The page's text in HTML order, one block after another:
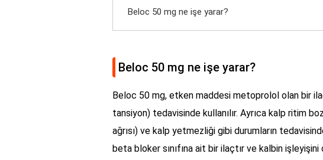
Beloc 50 mg ne işe yarar?
Beloc 50 mg ne işe yarar?
Beloc 50 mg, etken maddesi metoprolol olan bir
tansiyon) tedavisinde kullanılır. Ayrıca kalp ritim
ağrısı) ve kalp yetmezliği gibi durumların
beta bloker sınıfına ait bir ilaçtır ve kalbin işleyişini